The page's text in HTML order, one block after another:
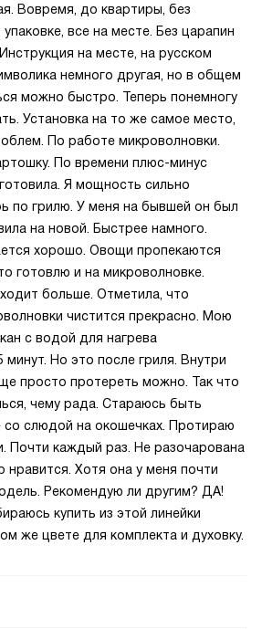
Вовремя, до квартиры, без
все на месте. Без царапин
на месте, на русском
немного другая, но в общем
можно быстро. Теперь понемногу
Установка на то же самое место,
По работе микроволновки.
По времени плюс-минус
Я мощность сильно
по грилю. У меня на бывшей он был
на новой. Быстрее намного.
хорошо. Овощи пропекаются
готовлю и на микроволновке.
больше. Отметила, что
чистится прекрасно. Мою
с водой для нагрева
минут. Но это после гриля. Внутри
просто протереть можно. Так что
чему рада. Стараюсь быть
со слюдой на окошечках. Протираю
Почти каждый раз. Не разочарована
Хотя она у меня почти
Рекомендую ли другим? ДА!
купить из этой линейки
же цвете для комплекта и духовку.